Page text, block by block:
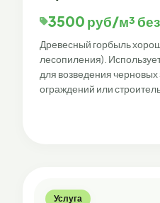
3500 руб/м³
Древесный горбыль
лесопиления).
для возведения
ограждений или
Услуга